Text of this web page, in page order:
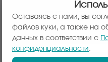
Оставаясь с нами, вы
файлов куки, а также на
данных в соответствии с
конфиденциальности.